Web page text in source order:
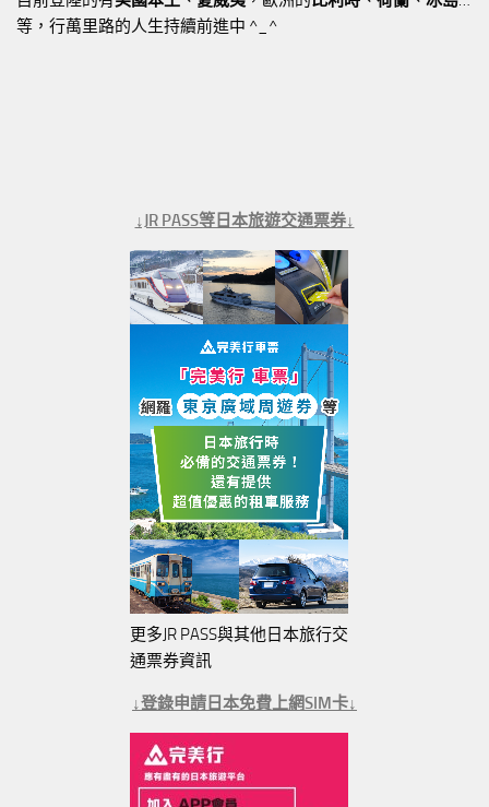
等，行萬里路的人生持續前進中 ^_^
↓JR PASS等日本旅遊交通票券↓
更多JR PASS與其他日本旅行交
通票券資訊
↓登錄申請日本免費上網SIM卡↓